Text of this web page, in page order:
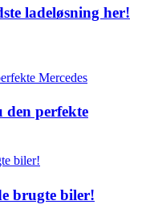
ladeløsning her!
den perfekte
brugte biler!